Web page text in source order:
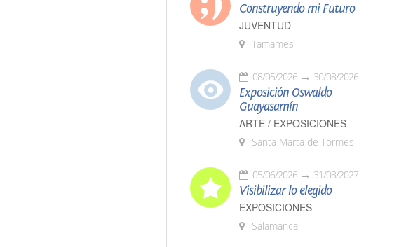
Construyendo mi Futuro
JUVENTUD
Tamames
08/05/2026 30/08/2026
Exposición Oswaldo
Guayasamín
ARTE / EXPOSICIONES
Santa Marta de Tormes
05/06/2026 31/03/2027
Visibilizar lo elegido
EXPOSICIONES
Salamanca